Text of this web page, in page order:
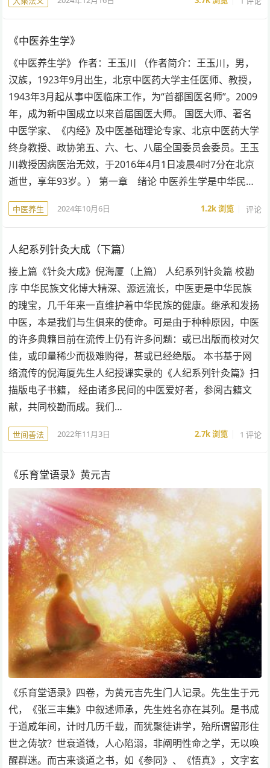
《中医养生学》
《中医养生学》 作者：王玉川 （作者简介：王玉川，男，
汉族，1923年9月出生，北京中医药大学主任医师、教授，
1943年3月起从事中医临床工作，为“首都国医名师”。2009
年，成为新中国成立以来首届国医大师。 国医大师、著名
中医学家、《内经》及中医基础理论专家、北京中医药大学
终身教授、政协第五、六、七、八届全国委员会委员。王玉
川教授因病医治无效，于2016年4月1日凌晨4时7分在北京
逝世，享年93岁。） 第一章 绪论 中医养生学是中华民…
中医养生 2024年10月6日 1.2k浏览 评论
人纪系列针灸大成（下篇）
接上篇《针灸大成》倪海厦（上篇） 人纪系列针灸篇 校勘
序 中华民族文化博大精深、源远流长，中医更是中华民族
的瑰宝，几千年来一直维护着中华民族的健康。继承和发扬
中医，本是我们与生俱来的使命。可是由于种种原因，中医
的许多典籍目前在流传上仍有许多问题：或已出版而校对欠
佳，或印量稀少而极难购得，甚或已经绝版。 本书基于网
络流传的倪海厦先生人纪授课实录的《人纪系列针灸篇》扫
描版电子书籍， 经由诸多民间的中医爱好者，参阅古籍文
献，共同校勘而成。我们…
世间善法 2022年11月3日 2.7k浏览 1 评论
《乐育堂语录》黄元吉
《乐育堂语录》四卷，为黄元吉先生门人记录。先生生于元
代，《张三丰集》中叙述师承，先生姓名亦在其列。是书成
于道咸年间，计时几历千载，而犹聚徒讲学，殆所谓留形住
世之俦欤？世衰道微，人心陷溺，非阐明性命之学，无以唤
醒群迷。而古来谈道之书，如《参同》、《悟真》，文字玄